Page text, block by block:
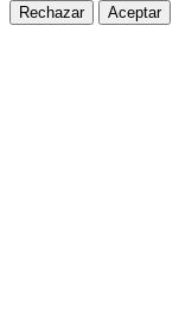
Rechazar Aceptar